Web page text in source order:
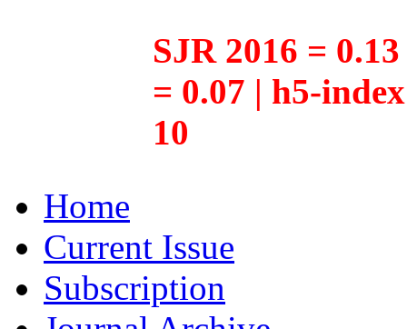
SJR 2016 =
= 0.07 | h5-
10
Home
Current Issue
Subscription